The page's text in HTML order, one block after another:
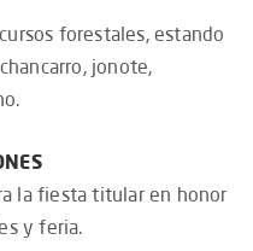
forestales, estando
jonote,
la fiesta titular en honor
y feria.